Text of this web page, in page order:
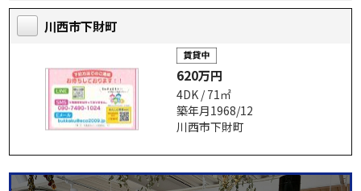
川西市下財町
620万円
4DK / 71㎡
築年月1968/12
川西市下財町